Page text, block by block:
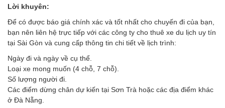
Lời khuyên:
Để có được báo giá chính xác và tốt nhất cho chuyến đi của bạn,
bạn nên liên hệ trực tiếp với các công ty cho thuê xe du lịch uy tín
tại Sài Gòn và cung cấp thông tin chi tiết về lịch trình:
Ngày đi và ngày về cụ thể.
Loại xe mong muốn (4 chỗ, 7 chỗ).
Số lượng người đi.
Các điểm dừng chân dự kiến tại Sơn Trà hoặc các địa điểm khác
ở Đà Nẵng.